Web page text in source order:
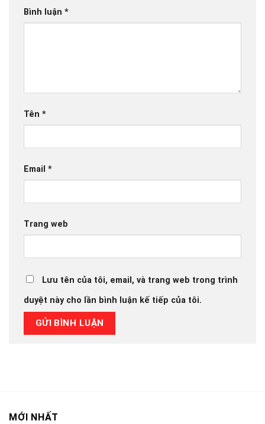
Bình luận *
Tên *
Email *
Trang web
Lưu tên của tôi, email, và trang web trong trình
duyệt này cho lần bình luận kế tiếp của tôi.
MỚI NHẤT